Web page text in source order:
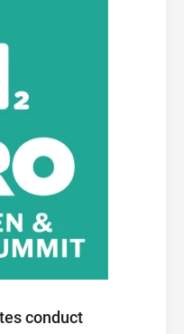
conduct